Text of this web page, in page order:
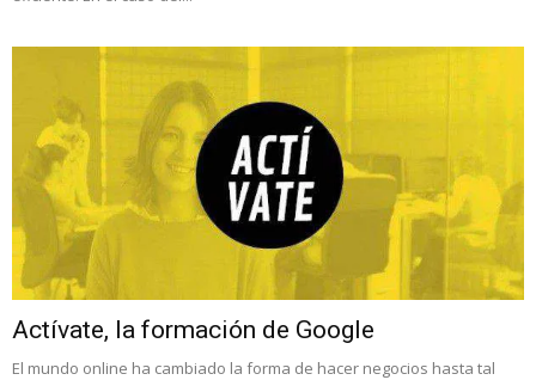
Actívate, la formación de Google
El mundo online ha cambiado la forma de hacer negocios hasta tal